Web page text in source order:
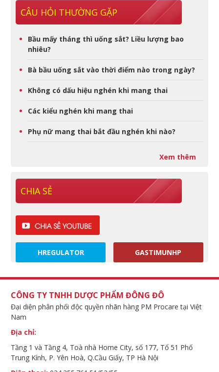
CÂU HỎI THƯỜNG GẶP
Bầu mấy tháng thì uống sắt? Liều lượng bao
nhiêu?
Bà bầu uống sắt vào thời điểm nào trong ngày?
Không có dấu hiệu nghén khi mang thai
Các kiểu nghén khi mang thai
Phụ nữ mang thai bắt đầu nghén khi nào?
Xem thêm
CHIA SẺ
HREGULATOR GASTIMUNHP
CÔNG TY TNHH DƯỢC PHẨM ĐÔNG ĐÔ
Đại diện phân phối độc quyền nhãn hàng PM Procare tại Việt
Nam
Địa chỉ:
Tầng 1 và Tầng 4, Toà nhà Home City, số 177, Tổ 51 Phố
Trung Kính, P. Yên Hoà, Q.Cầu Giấy, TP Hà Nội